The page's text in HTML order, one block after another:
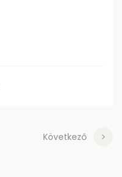
Következő